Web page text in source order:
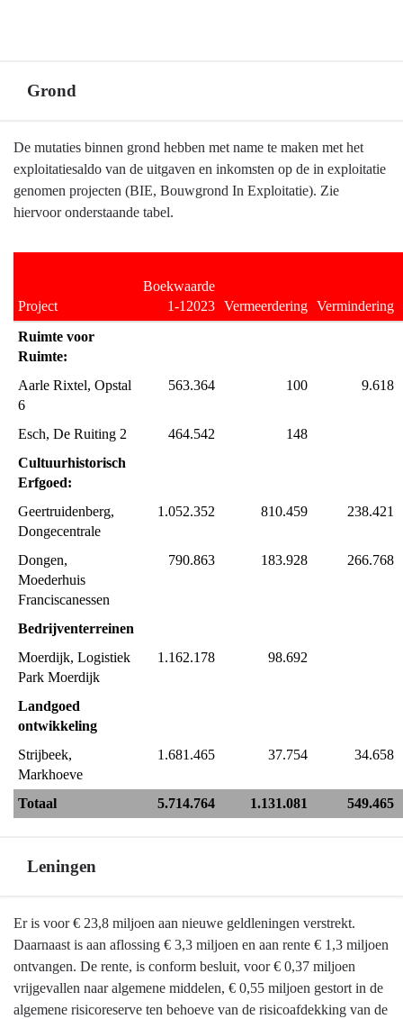
Grond
Terug
naar
navigatie
Grond
De mutaties binnen grond hebben met name te maken met het
exploitatiesaldo van de uitgaven en inkomsten op de in exploitatie
genomen projecten (BIE, Bouwgrond In Exploitatie). Zie
hiervoor onderstaande tabel.
Project
Boekwaarde
1-12023 Vermeerdering Vermindering
Ruimte voor
Ruimte:
Aarle Rixtel, Opstal
6
563.364 100 9.618
Esch, De Ruiting 2 464.542
148
Cultuurhistorisch
Erfgoed:
Geertruidenberg,
Dongecentrale
1.052.352 810.459 238.421
Dongen,
Moederhuis
Franciscanessen
790.863 183.928 266.768
Bedrijventerreinen
Moerdijk, Logistiek
Park Moerdijk
1.162.178 98.692
Landgoed
ontwikkeling
Strijbeek,
Markhoeve
1.681.465 37.754 34.658
Totaal 5.714.764 1.131.081 549.465
Leningen
Terug
naar
navigatie
Ontwikkelbedrijf
Er is voor € 23,8 miljoen aan nieuwe geldleningen verstrekt.
Daarnaast is aan aflossing € 3,3 miljoen en aan rente € 1,3 miljoen
ontvangen. De rente, is conform besluit, voor € 0,37 miljoen
vrijgevallen naar algemene middelen, € 0,55 miljoen gestort in de
algemene risicoreserve ten behoeve van de risicoafdekking van de